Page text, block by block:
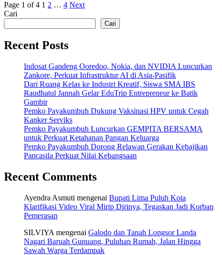
Page 1 of 4 1 2 … 4 Next
Cari
Cari
Recent Posts
Indosat Gandeng Ooredoo, Nokia, dan NVIDIA Luncurkan
Zankore, Perkuat Infrastruktur AI di Asia-Pasifik
Dari Ruang Kelas ke Industri Kreatif, Siswa SMA IBS
Raudhatul Jannah Gelar EduTrip Entrepreneur ke Batik
Gambir
Pemko Payakumbuh Dukung Vaksinasi HPV untuk Cegah
Kanker Serviks
Pemko Payakumbuh Luncurkan GEMPITA BERSAMA
untuk Perkuat Ketahanan Pangan Keluarga
Pemko Payakumbuh Dorong Relawan Gerakan Kebajikan
Pancasila Perkuat Nilai Kebangsaan
Recent Comments
Ayendra Asmuti mengenai Bupati Lima Puluh Kota
Klarifikasi Video Viral Mirip Dirinya, Tegaskan Jadi Korban
Pemerasan
SILVIYA mengenai Galodo dan Tanah Longsor Landa
Nagari Baruah Gunuang, Puluhan Rumah, Jalan Hingga
Sawah Warga Terdampak